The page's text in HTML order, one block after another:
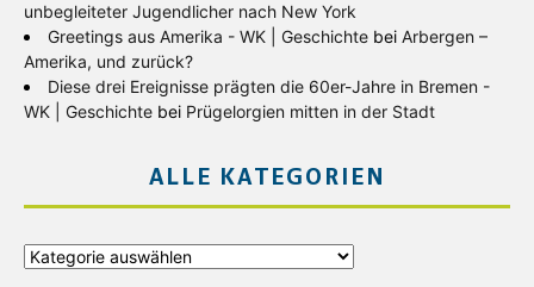
unbegleiteter Jugendlicher nach New York
Greetings aus Amerika - WK | Geschichte bei Arbergen –
Amerika, und zurück?
Diese drei Ereignisse prägten die 60er-Jahre in Bremen -
WK | Geschichte bei Prügelorgien mitten in der Stadt
ALLE KATEGORIEN
Alle